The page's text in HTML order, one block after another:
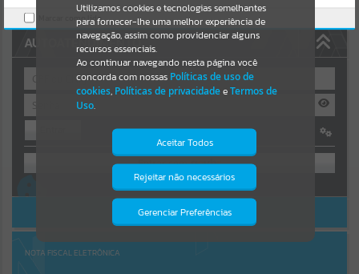
Por favor, aguarde...
NOTÍCIAS
Por favor, aguarde...
Por favor, aguarde...
AUTOATENDIMENTO
OU
Cadastre-se|Recuperar Senha
ACESSAR SEM LOGIN
NOTA FISCAL ELETRÔNICA
Utilizamos cookies e tecnologias semelhantes
para fornecer-lhe uma melhor experiência de
navegação, assim como providenciar alguns
recursos essenciais.
Ao continuar navegando nesta página você
concorda com nossas Políticas de uso de
cookies, Políticas de privacidadeeTermos de
Uso.
Aceitar Todos
Rejeitar não necessários
Gerenciar Preferências
Isto significa que diversos recursos
providenciados poderão não estar
Marcar como lido.